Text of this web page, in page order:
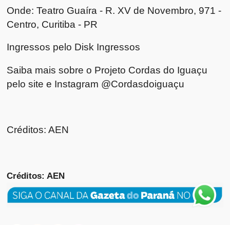
Onde: Teatro Guaíra - R. XV de Novembro, 971 -
Centro, Curitiba - PR
Ingressos pelo Disk Ingressos
Saiba mais sobre o Projeto Cordas do Iguaçu
pelo site e Instagram @Cordasdoiguaçu
Créditos: AEN
Créditos: AEN